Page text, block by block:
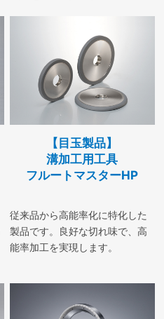
【目玉製品】
溝加工用工具
フルートマスターHP
従来品から高能率化に特化した
製品です。良好な切れ味で、高
能率加工を実現します。